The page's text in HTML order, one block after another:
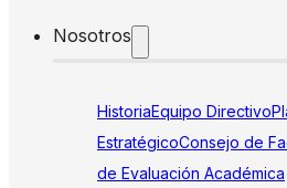
Nosotros
HistoriaEquipo Directivo
EstratégicoConsejo de
de Evaluación Académica